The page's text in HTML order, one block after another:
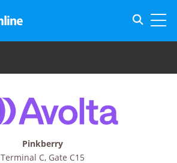
Pinkberry
Terminal C, Gate C15